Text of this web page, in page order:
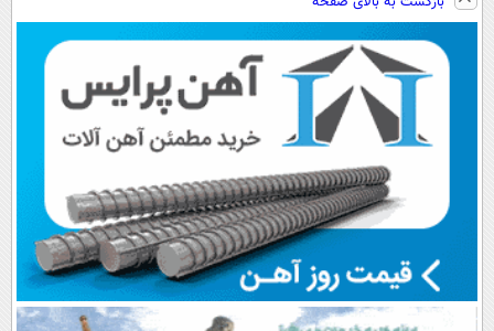
رایگان+پرداخت
اقساطی😍
پرداخت قسطی